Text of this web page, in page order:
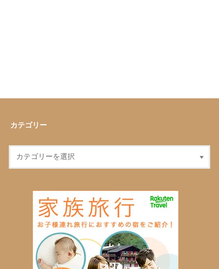
カテゴリー